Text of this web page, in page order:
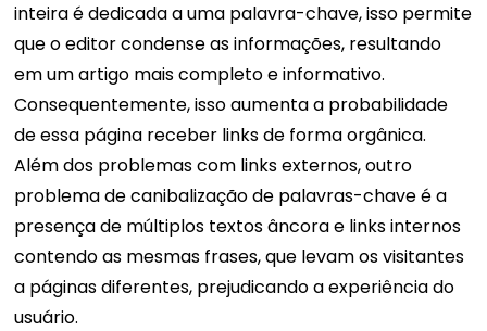
inteira é dedicada a uma palavra-chave, isso permite
que o editor condense as informações, resultando
em um artigo mais completo e informativo.
Consequentemente, isso aumenta a probabilidade
de essa página receber links de forma orgânica.
Além dos problemas com links externos, outro
problema de canibalização de palavras-chave é a
presença de múltiplos textos âncora e links internos
contendo as mesmas frases, que levam os visitantes
a páginas diferentes, prejudicando a experiência do
usuário.